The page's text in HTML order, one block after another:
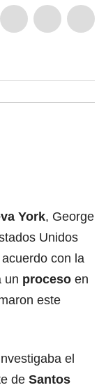
York, George
Unidos
con la
un proceso en
este
el
de Santos